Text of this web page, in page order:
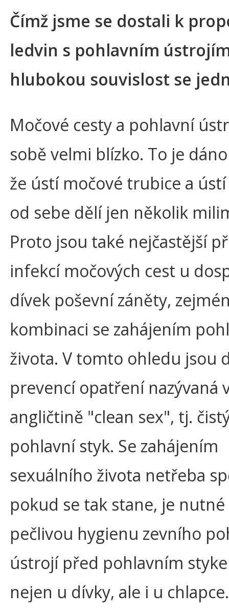
Čímž jsme se dostali k
ledvin s pohlavním
hlubokou souvislost se
Močové cesty a pohlavní
sobě velmi blízko. To je
že ústí močové trubice a
od sebe dělí jen několik
Proto jsou také nejčastější
infekcí močových cest u
dívek poševní záněty,
kombinaci se zahájením
života. V tomto ohledu jsou
prevencí opatření nazývaná
angličtině "clean sex", tj.
pohlavní styk. Se zahájením
sexuálního života netřeba
pokud se tak stane, je
pečlivou hygienu zevního
ústrojí před pohlavním
nejen u dívky, ale i u